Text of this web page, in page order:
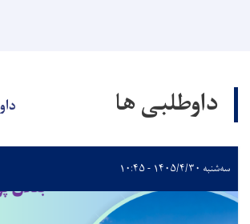
داوطلبی ها
سه‌شنبه ۱۴۰۵/۴/۳۰ - ۱۰:۴۵